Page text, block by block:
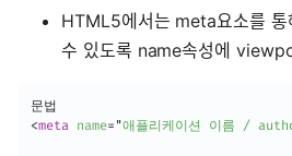
HTML5에서는 meta요소를
수 있도록 name속성에
<meta name= "애플리케이션 이름 /